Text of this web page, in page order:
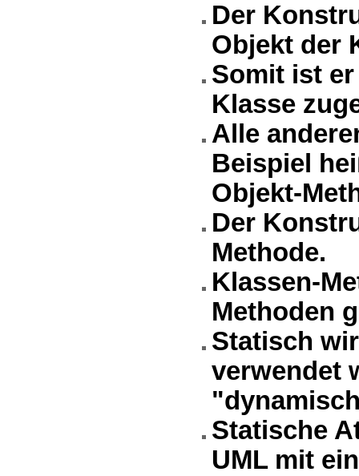
Der
Objekt der
Somit ist
Klasse
Alle
Beispiel
Objekt-
Der
Methode.
Klassen-
Methoden
Statisch
verwendet
Statische
UML mit